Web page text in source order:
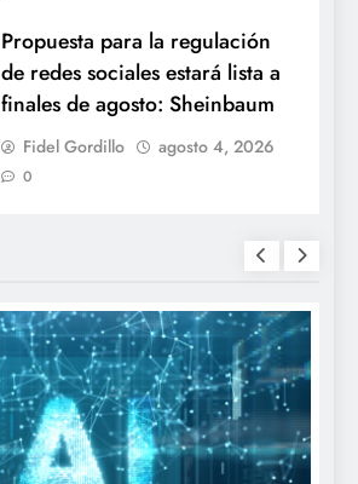
Propuesta para la regulación
de redes sociales estará lista a
finales de agosto: Sheinbaum
Fidel Gordillo agosto 4, 2026
0